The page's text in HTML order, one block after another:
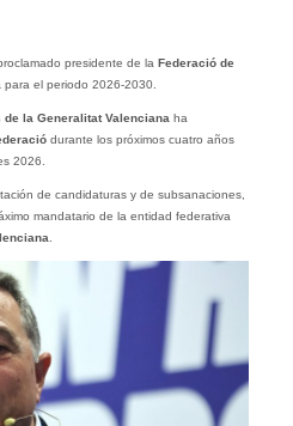
presidente de la Federació de
para el periodo 2026-2030.
la Generalitat Valenciana ha
durante los próximos cuatro años
2026.
de candidaturas y de subsanaciones,
mandatario de la entidad federativa